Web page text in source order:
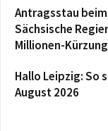
Antragsstau
Sächsische
Millionen-
Hallo Leipzig: So
August 2026